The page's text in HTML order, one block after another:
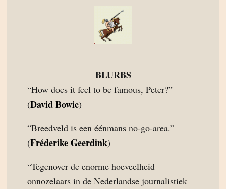
BLURBS
“How does it feel to be famous, Peter?”
(David Bowie)
“Breedveld is een éénmans no-go-area.”
(Fréderike Geerdink)
“Tegenover de enorme hoeveelheid
onnozelaars in de Nederlandse journalistiek